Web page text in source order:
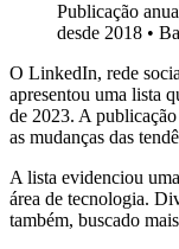
Publicação
desde 2018 •
O LinkedIn, rede
apresentou uma lista
de 2023. A
as mudanças das
A lista evidenciou
área de tecnologia.
também, buscado